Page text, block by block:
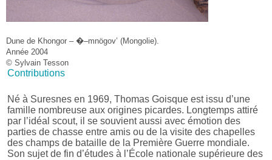
Dune de Khongor – �–mnögov’ (Mongolie).
Année 2004
© Sylvain Tesson
Contributions
Né à Suresnes en 1969, Thomas Goisque est issu d’une
famille nombreuse aux origines picardes. Longtemps attiré
par l’idéal scout, il se souvient aussi avec émotion des
parties de chasse entre amis ou de la visite des chapelles
des champs de bataille de la Première Guerre mondiale.
Son sujet de fin d’études à l’École nationale supérieure des